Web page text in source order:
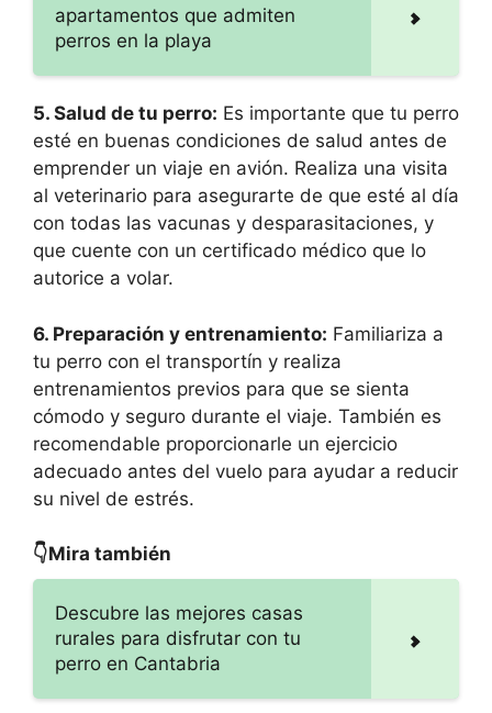
apartamentos que admiten
perros en la playa
5. Salud de tu perro: Es importante que tu perro
esté en buenas condiciones de salud antes de
emprender un viaje en avión. Realiza una visita
al veterinario para asegurarte de que esté al día
con todas las vacunas y desparasitaciones, y
que cuente con un certificado médico que lo
autorice a volar.
6. Preparación y entrenamiento: Familiariza a
tu perro con el transportín y realiza
entrenamientos previos para que se sienta
cómodo y seguro durante el viaje. También es
recomendable proporcionarle un ejercicio
adecuado antes del vuelo para ayudar a reducir
su nivel de estrés.
👇Mira también
Descubre las mejores casas
rurales para disfrutar con tu
perro en Cantabria